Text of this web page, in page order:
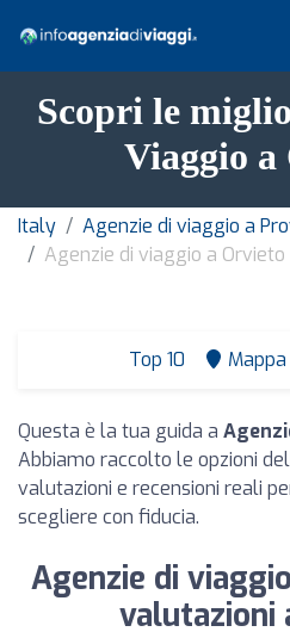
Scopri le
Viaggio
Italy
Agenzie di viaggio a
Agenzie di viaggio a Orvieto
Top 10 Mappa
Questa è la tua guida a
Abbiamo raccolto le opzioni
valutazioni e recensioni reali
scegliere con fiducia.
Agenzie di
valutazioni